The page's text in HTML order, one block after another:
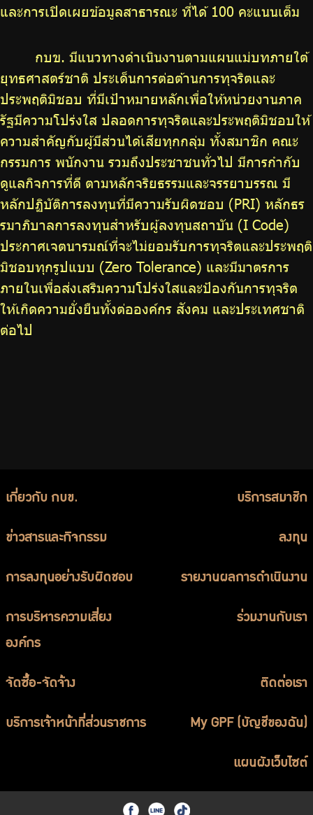
และการเปิดเผยข้อมูลสาธารณะ ที่ได้ 100 คะแนนเต็ม
กบข. มีแนวทางดำเนินงานตามแผนแม่บทภายใต้
ยุทธศาสตร์ชาติ ประเด็นการต่อต้านการทุจริตและ
ประพฤติมิชอบ ที่มีเป้าหมายหลักเพื่อให้หน่วยงานภาค
รัฐมีความโปร่งใส ปลอดการทุจริตและประพฤติมิชอบให้
ความสำคัญกับผู้มีส่วนได้เสียทุกกลุ่ม ทั้งสมาชิก คณะ
กรรมการ พนักงาน รวมถึงประชาชนทั่วไป มีการกำกับ
ดูแลกิจการที่ดี ตามหลักจริยธรรมและจรรยาบรรณ มี
หลักปฏิบัติการลงทุนที่มีความรับผิดชอบ (PRI) หลักธร
รมาภิบาลการลงทุนสำหรับผู้ลงทุนสถาบัน (I Code)
ประกาศเจตนารมณ์ที่จะไม่ยอมรับการทุจริตและประพฤติ
มิชอบทุกรูปแบบ (Zero Tolerance) และมีมาตรการ
ภายในเพื่อส่งเสริมความโปร่งใสและป้องกันการทุจริต
ให้เกิดความยั่งยืนทั้งต่อองค์กร สังคม และประเทศชาติ
ต่อไป
เกี่ยวกับ กบข. บริการสมาชิก
ข่าวสารและกิจกรรม ลงทุน
การลงทุนอย่างรับผิดชอบ รายงานผลการดำเนินงาน
การบริหารความเสี่ยง
องค์กร
ร่วมงานกับเรา
จัดซื้อ-จัดจ้าง ติดต่อเรา
บริการเจ้าหน้าที่ส่วนราชการ My GPF (บัญชีของฉัน)
แผนผังเว็บไซต์